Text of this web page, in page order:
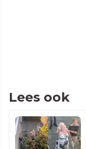
Lees ook